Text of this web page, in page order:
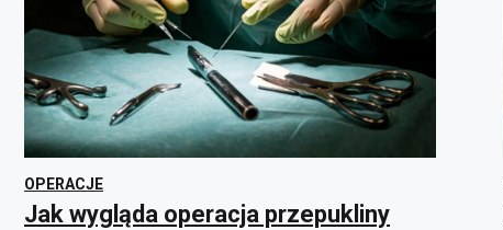
OPERACJE
Jak wygląda operacja przepukliny